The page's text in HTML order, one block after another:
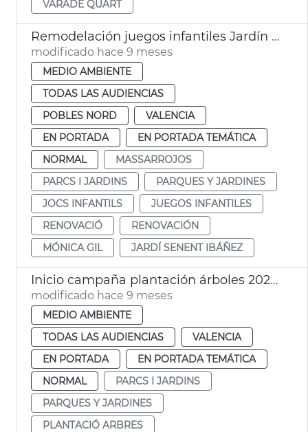
VARADE QUART
Remodelación juegos infantiles Jardín Massarrojos
modificado hace 9 meses
MEDIO AMBIENTE
TODAS LAS AUDIENCIAS
POBLES NORD
VALENCIA
EN PORTADA
EN PORTADA TEMÁTICA
NORMAL
MASSARROJOS
PARCS I JARDINS
PARQUES Y JARDINES
JOCS INFANTILS
JUEGOS INFANTILES
RENOVACIÓ
RENOVACIÓN
MÓNICA GIL
JARDÍ SENENT IBÁÑEZ
Inicio campaña plantación árboles 2025-26
modificado hace 9 meses
MEDIO AMBIENTE
TODAS LAS AUDIENCIAS
VALENCIA
EN PORTADA
EN PORTADA TEMÁTICA
NORMAL
PARCS I JARDINS
PARQUES Y JARDINES
PLANTACIÓ ARBRES